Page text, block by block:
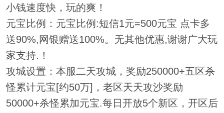
小钱速度快，玩的爽！
元宝比例：元宝比例:短信1元=500元宝 点卡多
送90%,网银赠送100%。无其他优惠,谢谢广大玩
家支持.！
攻城设置：本服二天攻城，奖励250000+五区杀
怪累计元宝[约50万]，老区天天攻沙奖励
50000+杀怪累加元宝.每日开放5个新区，开区后